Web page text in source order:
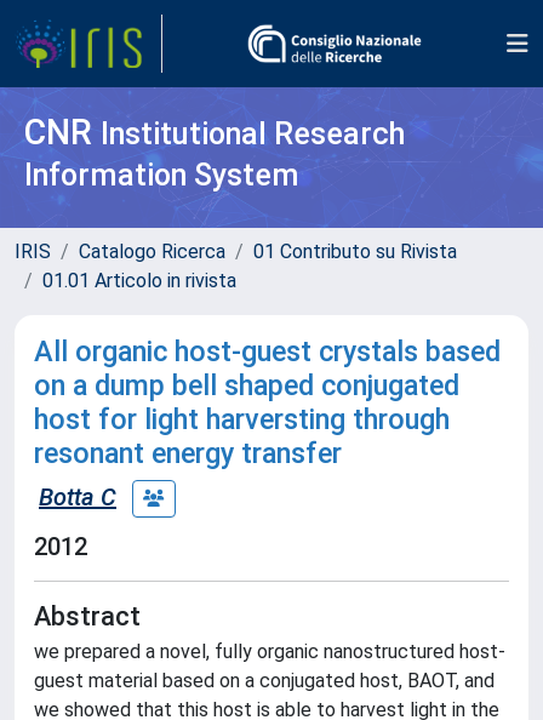
CNR Institutional Research
Information System
IRIS Catalogo Ricerca
01 Contributo su Rivista
01.01 Articolo in rivista
All organic host-guest crystals based
on a dump bell shaped conjugated
host for light harversting through
resonant energy transfer
Botta C
2012
Abstract
we prepared a novel, fully organic nanostructured host-
guest material based on a conjugated host, BAOT, and
we showed that this host is able to harvest light in the